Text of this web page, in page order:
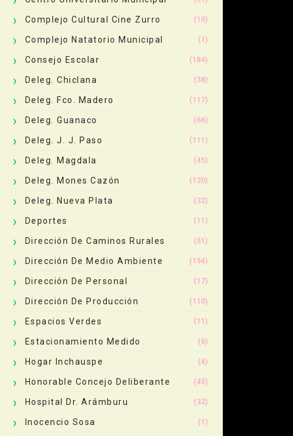
Complejo Cultural Cine Zurro (10)
Complejo Natatorio Municipal (1)
Consejo Escolar (184)
Deleg. Chiclana (38)
Deleg. Fco. Madero (117)
Deleg. Guanaco (66)
Deleg. J. J. Paso (111)
Deleg. Magdala (45)
Deleg. Mones Cazón (120)
Deleg. Nueva Plata (32)
Deportes (11)
Dirección De Caminos Rurales (51)
Dirección De Medio Ambiente (194)
Dirección De Personal (17)
Dirección De Producción (110)
Espacios Verdes (11)
Estacionamiento Medido (6)
Hogar Inchauspe (4)
Honorable Concejo Deliberante (45)
Hospital Dr. Arámburu (32)
Inocencio Sosa (1)